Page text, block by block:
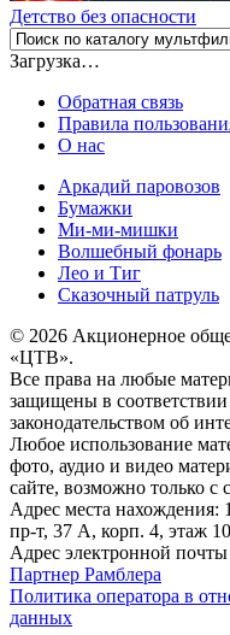
Детство без опасности
Загрузка…
Обратная связь
Правила
О нас
Аркадий паровозов
Бумажки
Ми-ми-мишки
Волшебный фонарь
Лео и Тиг
Сказочный патруль
© 2026 Акционерное
«ЦТВ».
Все права на любые
защищены в
законодательством об
Любое использование
фото, аудио и видео
сайте, возможно только
Адрес места нахождения:
пр-т, 37 А, корп. 4, этаж
Адрес электронной
Партнер Рамблера
Политика оператора в
данных